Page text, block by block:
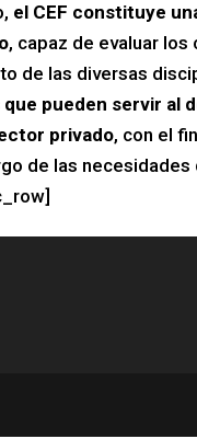
el CEF constituye
, capaz de evaluar
de las diversas
pueden servir al
privado, con el
de las